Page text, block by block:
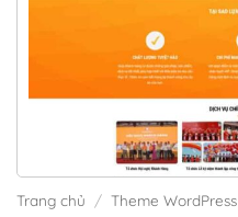
Trang chủ / Theme WordPress